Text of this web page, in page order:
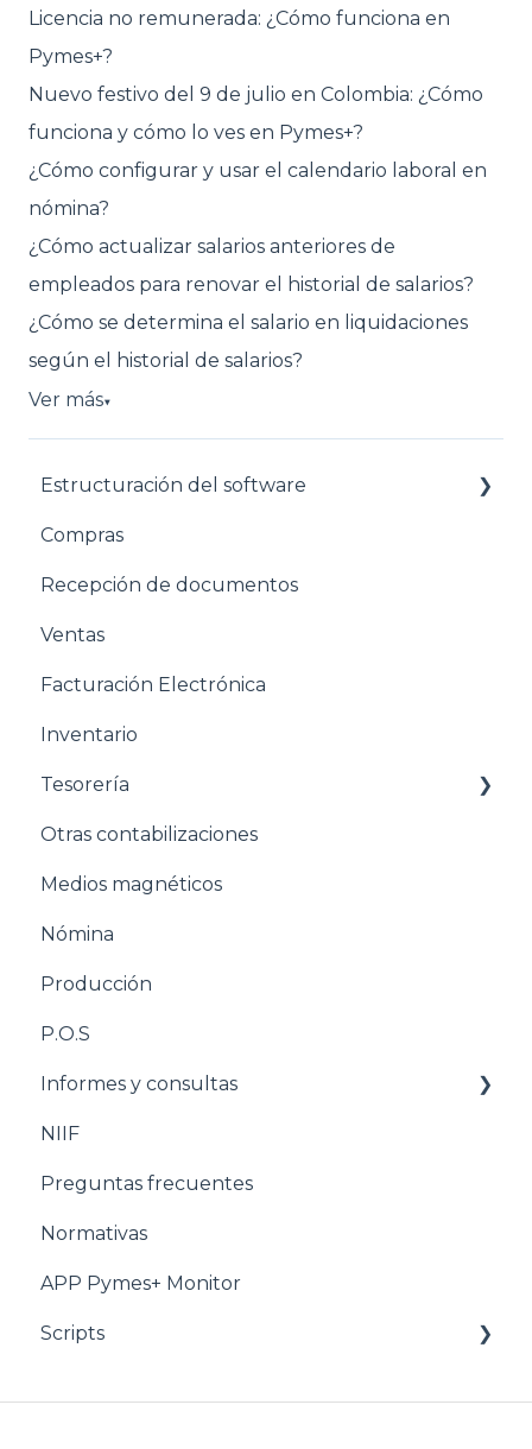
Licencia no remunerada: ¿Cómo funciona en
Pymes+?
Nuevo festivo del 9 de julio en Colombia: ¿Cómo
funciona y cómo lo ves en Pymes+?
¿Cómo configurar y usar el calendario laboral en
nómina?
¿Cómo actualizar salarios anteriores de
empleados para renovar el historial de salarios?
¿Cómo se determina el salario en liquidaciones
según el historial de salarios?
Ver más▼
Estructuración del software
Pasos para configurar tu empresa
Estructuración General
Estructuración Contabilidad
Estructuración Compras
Estructuración Ventas
Estructuración Inventarios
Estructuración Tesorería
Pasos para configurar la Nómina
Estructuración Nómina
Pasos para configurar Producción
Estructuración Producción
Pasos para configurar POS
Estructuración POS
Estructuración Utilitarios
Compras
Recepción de documentos
Ventas
Facturación Electrónica
Inventario
Tesorería
Conciliacion bancaria
Otras contabilizaciones
Medios magnéticos
Nómina
Producción
P.O.S
Informes y consultas
Nomina
NIIF
Preguntas frecuentes
Normativas
APP Pymes+ Monitor
Scripts